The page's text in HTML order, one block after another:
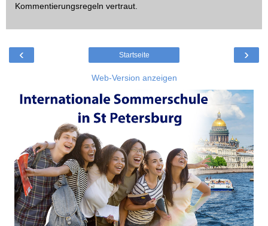
Kommentierungsregeln vertraut.
‹ ›
Startseite
Web-Version anzeigen